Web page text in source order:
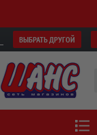
ВЫБРАТЬ ДРУГОЙ